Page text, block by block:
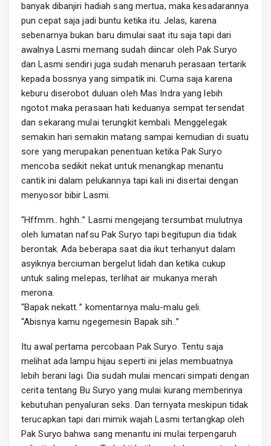
banyak dibanjiri hadiah sang mertua, maka kesadarannya
pun cepat saja jadi buntu ketika itu. Jelas, karena
sebenarnya bukan baru dimulai saat itu saja tapi dari
awalnya Lasmi memang sudah diincar oleh Pak Suryo
dan Lasmi sendiri juga sudah menaruh perasaan tertarik
kepada bossnya yang simpatik ini. Cuma saja karena
keburu diserobot duluan oleh Mas Indra yang lebih
ngotot maka perasaan hati keduanya sempat tersendat
dan sekarang mulai terungkit kembali. Menggelegak
semakin hari semakin matang sampai kemudian di suatu
sore yang merupakan penentuan ketika Pak Suryo
mencoba sedikit nekat untuk menangkap menantu
cantik ini dalam pelukannya tapi kali ini disertai dengan
menyosor bibir Lasmi.
“Hffmm.. hghh..” Lasmi mengejang tersumbat mulutnya
oleh lumatan nafsu Pak Suryo tapi begitupun dia tidak
berontak. Ada beberapa saat dia ikut terhanyut dalam
asyiknya berciuman bergelut lidah dan ketika cukup
untuk saling melepas, terlihat air mukanya merah
merona.
“Bapak nekatt..” komentarnya malu-malu geli.
“Abisnya kamu ngegemesin Bapak sih..”
Itu awal pertama percobaan Pak Suryo. Tentu saja
melihat ada lampu hijau seperti ini jelas membuatnya
lebih berani lagi. Dia sudah mulai mencari simpati dengan
cerita tentang Bu Suryo yang mulai kurang memberinya
kebutuhan penyaluran seks. Dan ternyata meskipun tidak
terucapkan tapi dari mimik wajah Lasmi tertangkap oleh
Pak Suryo bahwa sang menantu ini mulai terpengaruh